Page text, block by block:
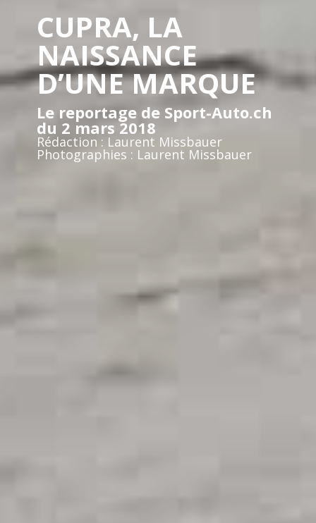
CUPRA, LA
NAISSANCE
D’UNE MARQUE
Le reportage de Sport-Auto.ch
du 2 mars 2018
Rédaction : Laurent Missbauer
Photographies : Laurent Missbauer